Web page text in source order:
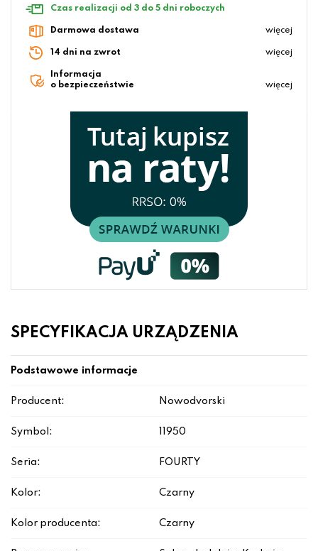
Czas realizacji od 3 do 5 dni roboczych
Darmowa dostawa więcej
14 dni na zwrot więcej
Informacja
o bezpieczeństwie
więcej
SPECYFIKACJA URZĄDZENIA
Podstawowe informacje
Producent: Nowodvorski
Symbol: 11950
Seria: FOURTY
Kolor: Czarny
Kolor producenta: Czarny